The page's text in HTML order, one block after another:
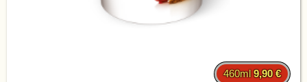
460ml9,90 €